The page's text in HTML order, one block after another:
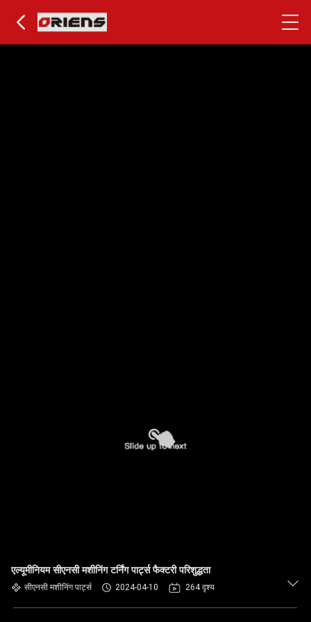
एल्यूमीनियम सीएनसी मशीनिंग टर्निंग पार्ट्स फैक्टरी परिशुद्धता
सीएनसी मशीनिंग पार्ट्स 2024-04-10 264 दृश्य